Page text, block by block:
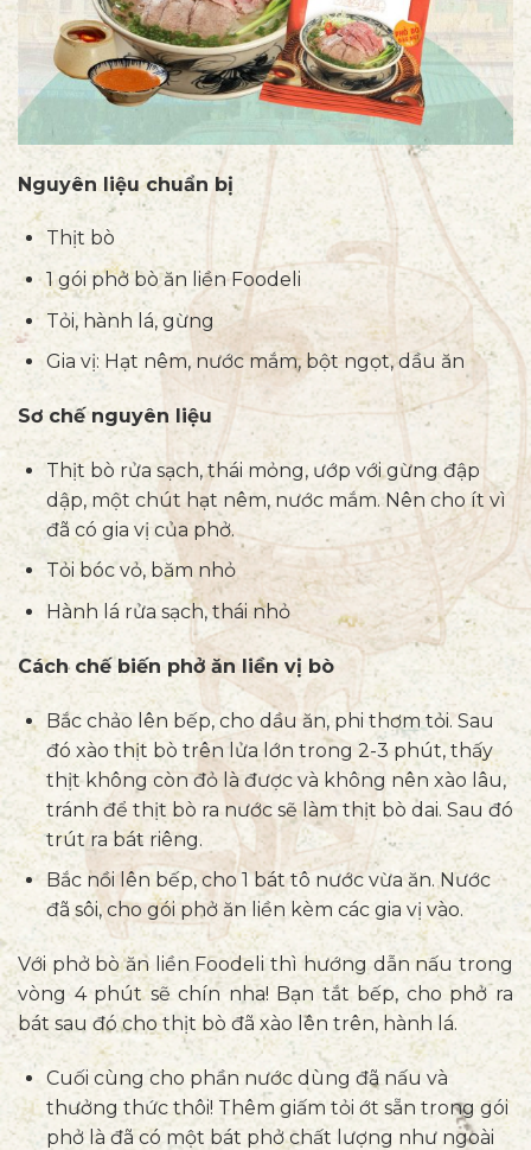
Nguyên liệu chuẩn bị
Thịt bò
1 gói phở bò ăn liền Foodeli
Tỏi, hành lá, gừng
Gia vị: Hạt nêm, nước mắm, bột ngọt, dầu ăn
Sơ chế nguyên liệu
Thịt bò rửa sạch, thái mỏng, ướp với gừng đập
dập, một chút hạt nêm, nước mắm. Nên cho ít vì
đã có gia vị của phở.
Tỏi bóc vỏ, băm nhỏ
Hành lá rửa sạch, thái nhỏ
Cách chế biến phở ăn liền vị bò
Bắc chảo lên bếp, cho dầu ăn, phi thơm tỏi. Sau
đó xào thịt bò trên lửa lớn trong 2-3 phút, thấy
thịt không còn đỏ là được và không nên xào lâu,
tránh để thịt bò ra nước sẽ làm thịt bò dai. Sau đó
trút ra bát riêng.
Bắc nồi lên bếp, cho 1 bát tô nước vừa ăn. Nước
đã sôi, cho gói phở ăn liền kèm các gia vị vào.
Với phở bò ăn liền Foodeli thì hướng dẫn nấu trong
vòng 4 phút sẽ chín nha! Bạn tắt bếp, cho phở ra
bát sau đó cho thịt bò đã xào lên trên, hành lá.
Cuối cùng cho phần nước dùng đã nấu và
thưởng thức thôi! Thêm giấm tỏi ớt sẵn trong gói
phở là đã có một bát phở chất lượng như ngoài